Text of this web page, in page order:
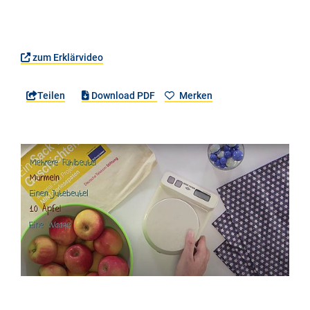
zum Erklärvideo
Teilen Download PDF Merken